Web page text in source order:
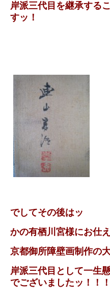
岸派三代目を継承する
すッ！
でしてその後はッ
かの有栖川宮様にお仕
京都御所障壁画制作の
岸派三代目として一生
でございましたッ！！！